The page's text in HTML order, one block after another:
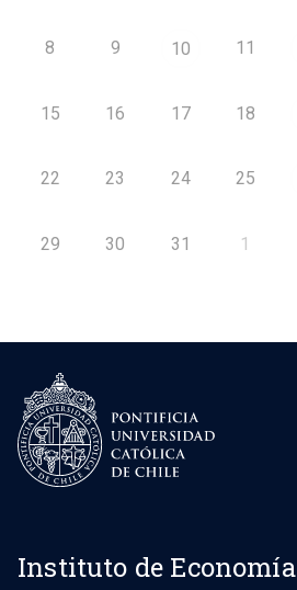
8 9 10 11
15 16 17 18
22 23 24 25
29 30 31 1
Instituto de Economía